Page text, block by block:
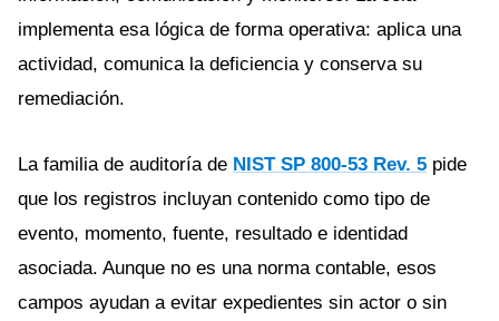
implementa esa lógica de forma operativa: aplica una
actividad, comunica la deficiencia y conserva su
remediación.
La familia de auditoría de NIST SP 800-53 Rev. 5 pide
que los registros incluyan contenido como tipo de
evento, momento, fuente, resultado e identidad
asociada. Aunque no es una norma contable, esos
campos ayudan a evitar expedientes sin actor o sin